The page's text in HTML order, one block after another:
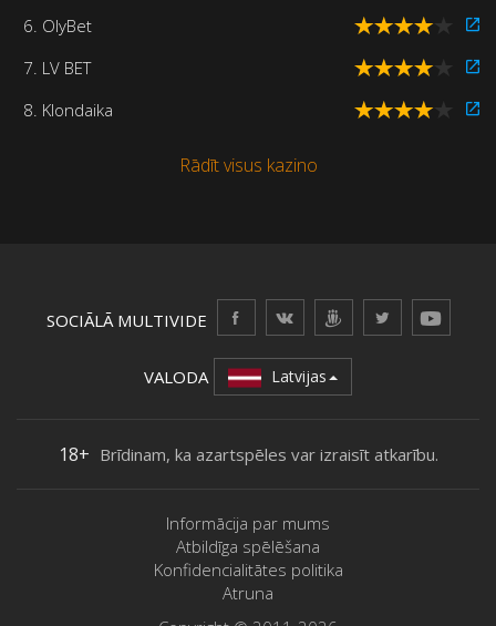
6. OlyBet
7. LV BET
8. Klondaika
Rādīt visus kazino
SOCIĀLĀ MULTIVIDE
VALODA Latvijas
18+ Brīdinam, ka azartspēles var izraisīt atkarību.
Informācija par mums
Atbildīga spēlēšana
Konfidencialitātes politika
Atruna